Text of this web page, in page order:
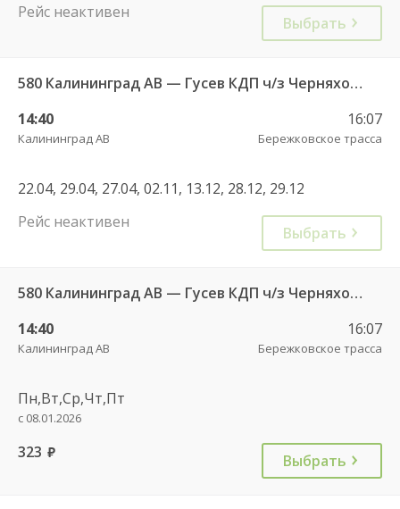
Рейс неактивен
Выбрать
580 Калининград АВ — Гусев КДП ч/з Черняховск АС
14:40
Калининград АВ
16:07
Бережковское трасса
22.04, 29.04, 27.04, 02.11, 13.12, 28.12, 29.12
Рейс неактивен
Выбрать
580 Калининград АВ — Гусев КДП ч/з Черняховск АС
14:40
Калининград АВ
16:07
Бережковское трасса
Пн,Вт,Ср,Чт,Пт
с 08.01.2026
323 руб. Выбрать